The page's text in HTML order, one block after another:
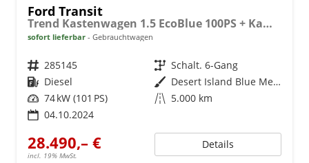
Ford Transit
Trend Kastenwagen 1.5 EcoBlue 100PS + Kamera+Winterpaket
sofort lieferbar Gebrauchtwagen
Fahrzeugnr. 285145 Getriebe Schalt. 6-Gang
Kraftstoff Diesel Außenfarbe
Desert Island Blue Metallic
Leistung 74 kW (101 PS) Kilometerstand 5.000 km
04.10.2024
28.490,– €
incl. 19% MwSt.
Details